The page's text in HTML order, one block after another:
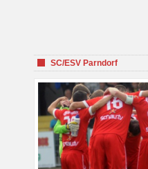
SC/ESV Parndorf